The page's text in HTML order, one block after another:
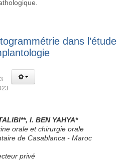
dans l’étude
I. BEN YAHYA*
orale et chirurgie orale
de Casablanca - Maroc
privé